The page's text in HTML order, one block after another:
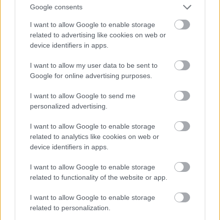
Google consents
I want to allow Google to enable storage
related to advertising like cookies on web or
device identifiers in apps.
I want to allow my user data to be sent to
Google for online advertising purposes.
I want to allow Google to send me
personalized advertising.
I want to allow Google to enable storage
related to analytics like cookies on web or
device identifiers in apps.
I want to allow Google to enable storage
related to functionality of the website or app.
I want to allow Google to enable storage
related to personalization.
pilot: 7/10,1x2: 7/10, 1x3: 7/10, 1x4: 8/10, 1x5:
8/10, 1x6: 8/10, 1x7: 7/10, 1x8: 7/10, 1x9: 8/10,
1x10: 7/10, 1x11: 7/10, 1x12: 8/10, 1x13: 8/10
<---Safe House (ITV) 6,2/10
--->Transparent (Amazon Prime) 8,1/10
9/10, 1x6: 8/10, 1x7: 8/10, 1x8: 8/10, 1x9: 8/10,
1x10: 9/10
<-->Younger (TVLand) 6,8/10
1x2: 7/10, 1x3: 7/10, 1x4: 6/10, 1x5:
7/10, 1x6: 6/10, 1x7: 7/10, 1x8: 7/10, 1x9: 7/10,
1x10: 8/10, 1x11: 6/10, 1x12: 7/10
--->Banished (BBC) 7,4/10
pilot: 7/10,1x2: 7/10, 1x3: 7/10, 1x4: 8/10, 1x5: